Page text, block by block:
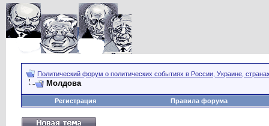
Политический форум о политических событиях в России, Украине,
Молдова
Регистрация Правила форума